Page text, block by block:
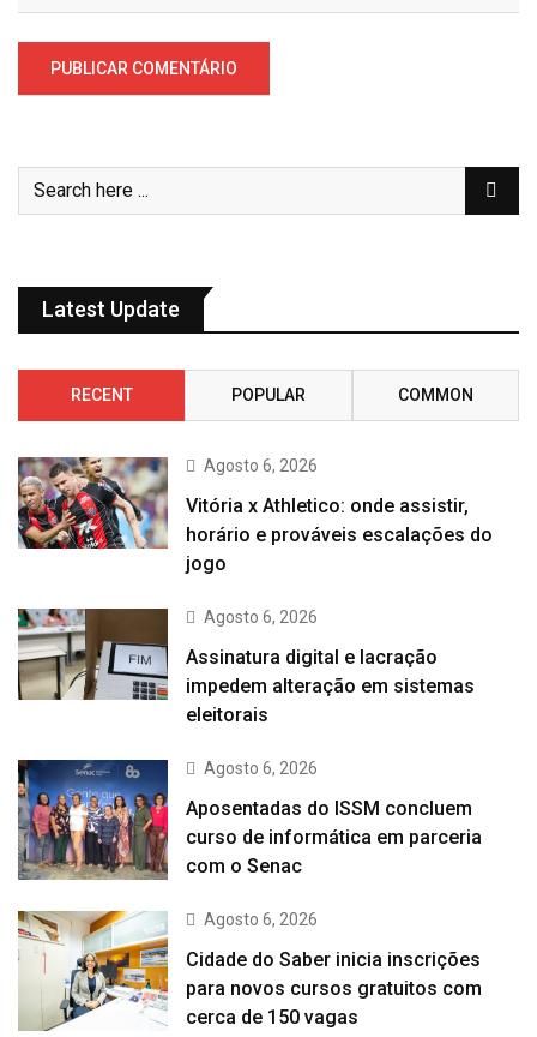
Latest Update
RECENT POPULAR COMMON
Agosto 6, 2026
Vitória x Athletico: onde assistir,
horário e prováveis escalações do
jogo
Agosto 6, 2026
Assinatura digital e lacração
impedem alteração em sistemas
eleitorais
Agosto 6, 2026
Aposentadas do ISSM concluem
curso de informática em parceria
com o Senac
Agosto 6, 2026
Cidade do Saber inicia inscrições
para novos cursos gratuitos com
cerca de 150 vagas